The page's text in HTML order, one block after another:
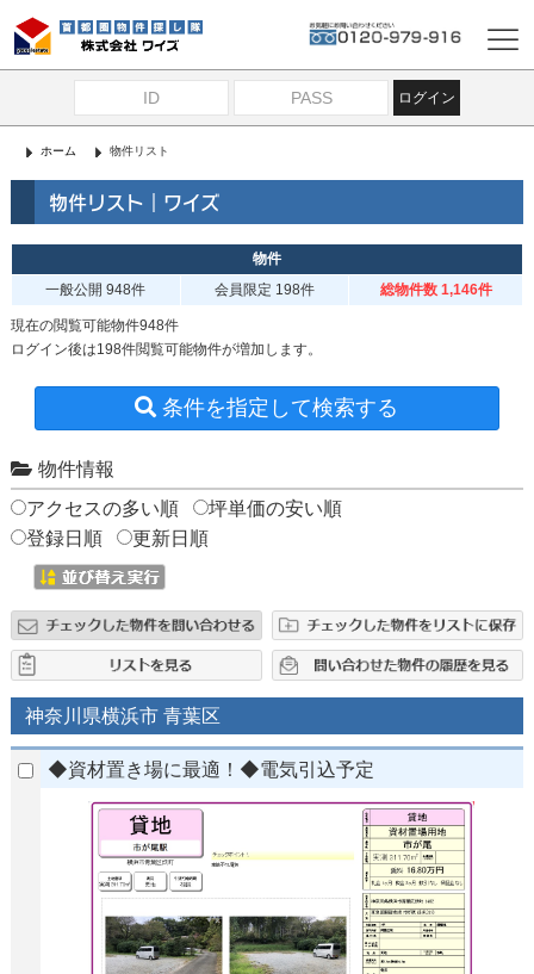
ログイン
ホーム 物件リスト
物件リスト｜ワイズ
物件
一般公開 948件 会員限定 198件 総物件数 1,146件
現在の閲覧可能物件948件
ログイン後は198件閲覧可能物件が増加します。
条件を指定して検索する
物件情報
アクセスの多い順
坪単価の安い順
登録日順
更新日順
神奈川県横浜市 青葉区
◆資材置き場に最適！◆電気引込予定